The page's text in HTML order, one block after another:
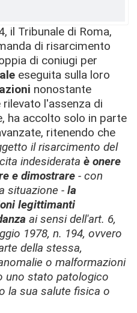
il Tribunale di Roma,
di risarcimento
di coniugi per
eseguita sulla loro
nonostante
l'assenza di
ha accolto solo in parte
ritenendo che
il risarcimento del
indesiderata è onere
e dimostrare - con
situazione - la
legittimanti
ai sensi dell'art. 6,
1978, n. 194, ovvero
della stessa,
o malformazioni
uno stato patologico
la sua salute fisica o